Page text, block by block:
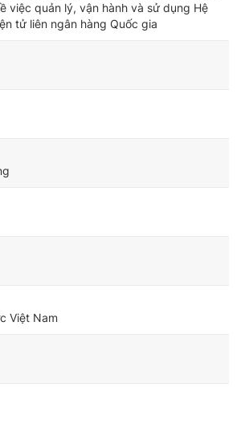
việc quản lý, vận hành và sử dụng Hệ
tử liên ngân hàng Quốc gia
Việt Nam